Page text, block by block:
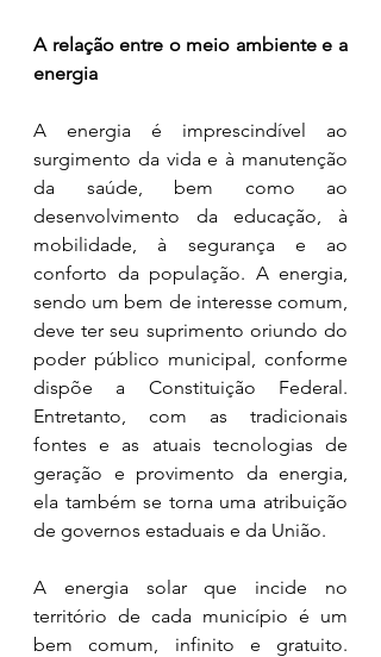
A relação entre o meio ambiente e a
energia
A energia é imprescindível ao
surgimento da vida e à manutenção
da saúde, bem como ao
desenvolvimento da educação, à
mobilidade, à segurança e ao
conforto da população. A energia,
sendo um bem de interesse comum,
deve ter seu suprimento oriundo do
poder público municipal, conforme
dispõe a Constituição Federal.
Entretanto, com as tradicionais
fontes e as atuais tecnologias de
geração e provimento da energia,
ela também se torna uma atribuição
de governos estaduais e da União.
A energia solar que incide no
território de cada município é um
bem comum, infinito e gratuito.